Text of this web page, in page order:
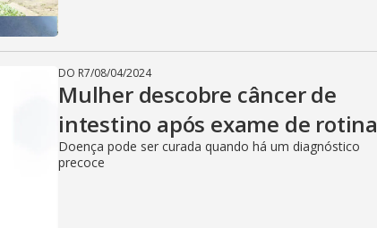
i
d
e
DO R7/08/04/2024
Mulher descobre câncer de
intestino após exame de rotina
Doença pode ser curada quando há um diagnóstico
precoce